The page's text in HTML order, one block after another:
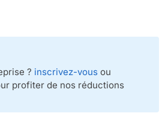
? inscrivez-vous ou
profiter de nos réductions